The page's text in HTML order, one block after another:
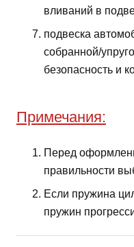
вливаний в
подвеска
собранной/
безопасность и
Примечания:
Перед
правильности
Если пружина
пружин